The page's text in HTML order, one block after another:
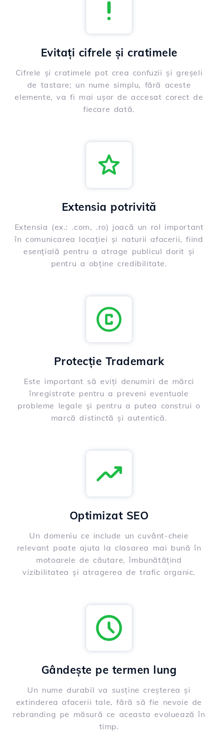
Evitați cifrele și cratimele
Cifrele și cratimele pot crea confuzii și greșeli
de tastare; un nume simplu, fără aceste
elemente, va fi mai ușor de accesat corect de
fiecare dată.
Extensia potrivită
Extensia (ex.: .com, .ro) joacă un rol important
în comunicarea locației și naturii afacerii, fiind
esențială pentru a atrage publicul dorit și
pentru a obține credibilitate.
Protecție Trademark
Este important să eviți denumiri de mărci
înregistrate pentru a preveni eventuale
probleme legale și pentru a putea construi o
marcă distinctă și autentică.
Optimizat SEO
Un domeniu ce include un cuvânt-cheie
relevant poate ajuta la clasarea mai bună în
motoarele de căutare, îmbunătățind
vizibilitatea și atragerea de trafic organic.
Gândește pe termen lung
Un nume durabil va susține creșterea și
extinderea afacerii tale, fără să fie nevoie de
rebranding pe măsură ce aceasta evoluează în
timp.